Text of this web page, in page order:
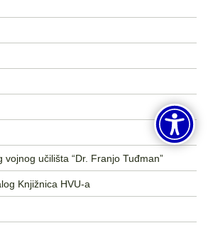
vojnog učilišta “Dr. Franjo Tuđman”
Knjižnica HVU-a